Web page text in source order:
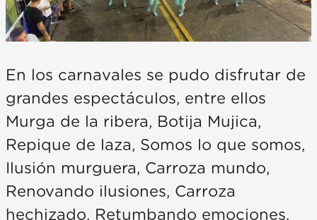
En los carnavales se pudo disfrutar de
grandes espectáculos, entre ellos
Murga de la ribera, Botija Mujica,
Repique de laza, Somos lo que somos,
Ilusión murguera, Carroza mundo,
Renovando ilusiones, Carroza
hechizado, Retumbando emociones,